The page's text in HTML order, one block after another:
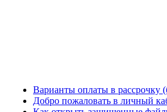
Варианты оплаты в рассрочку
Добро пожаловать в личный